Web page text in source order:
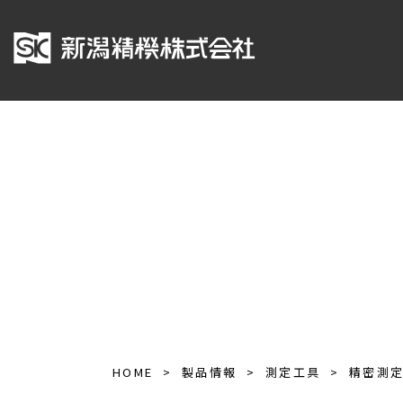
HOME 製品情報 測定工具 精密測